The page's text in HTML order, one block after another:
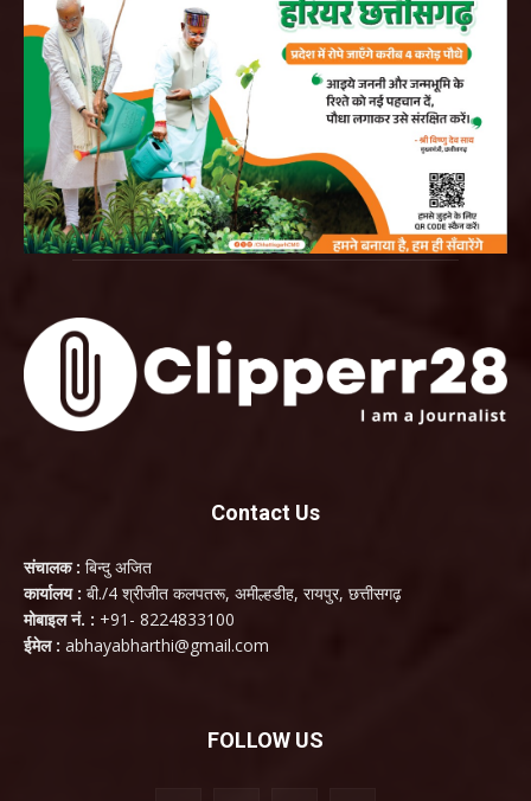
Contact Us
संचालक : बिन्दु अजित
कार्यालय : बी./4 श्रीजीत कलपतरू, अमील्हडीह, रायपुर, छत्तीसगढ़
मोबाइल नं. : +91- 8224833100
ईमेल : abhayabharthi@gmail.com
FOLLOW US